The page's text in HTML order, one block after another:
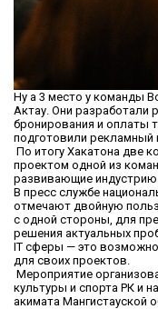
Ну а 3 место у команды
Актау. Они
бронирования и оплаты
подготовили рекламный
По итогу Хакатона две
проектом одной из
развивающие индустрию
В пресс службе
отмечают двойную
с одной стороны, для
решения актуальных
IT сферы — это
для своих проектов.
Мероприятие
культуры и спорта РК и
акимата Мангистауской